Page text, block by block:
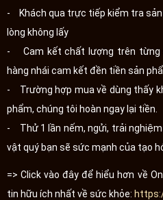
- Khách qua trực tiếp kiểm tra
lòng không lấy
- Cam kết chất lượng trên từng
hàng nhái cam kết đền tiền sản
- Trường hợp mua về dùng thấy
phẩm, chúng tôi hoàn ngay lại tiền.
- Thử 1 lần nếm, ngửi, trải
vật quý bạn sẽ sức mạnh của tạo
=> Click vào đây để hiểu hơn về
tin hữu ích nhất về sức khỏe: